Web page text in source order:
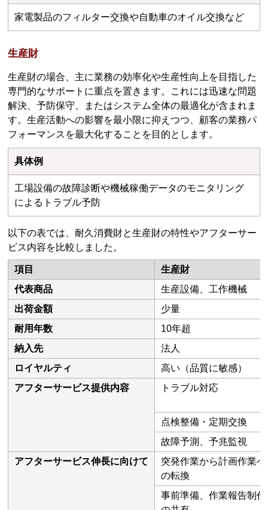
家電製品のフィルター交換や自動車のオイル交換など
生産財
生産財の場合、主に業務の効率化や生産性向上を目指した
専門的なサポートに重点を置きます。これには迅速な問題
解決、予防保守、またはシステム全体の最適化が含まれま
す。生産活動への影響を最小限に抑えつつ、顧客の業務パ
フォーマンスを最大化することを目的とします。
具体例
工場設備の故障診断や機械稼働データのモニタリング
によるトラブル予防
以下の表では、耐久消費財と生産財の特性やアフターサー
ビス内容を比較しました。
項目
生産財
代表商品
生産設備、工作機械
出荷金額
少量
耐用年数
10年超
納入先
法人
ロイヤルティ
高い（品質に敏感）
アフターサービス提供内容
トラブル対応
点検整備・定期交換
故障予測、予兆監視
アフターサービス伸長に向けて
突発作業から計画作業へ
の転換
事前準備、作業報告制作